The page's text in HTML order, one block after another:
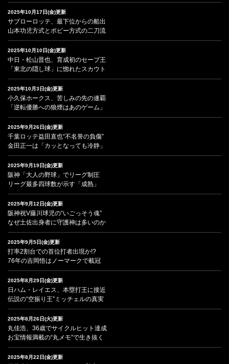
2025年10月17日(金)更新
サブローロッテ、最下位からの船出
山本功児方式とボビー方式の二刀流
2025年10月10日(金)更新
中日・松山晋也、育成初のセーブ王
「東北の隠し球」に惚れたスカウト
2025年10月3日(金)更新
小久保ホークス、苦しみの先の連覇
「逆転優勝への狼煙はあのゲーム」
2025年9月26日(金)更新
千葉ロッテ益田直也“不名誉の負傷”
金田正一は「カッとなっても冷静」
2025年9月19日(金)更新
阪神「大人の野球」でリーグ制圧
リーグ最多四球数が示す「成熟」
2025年9月12日(金)更新
阪神祝V藤川球児の“いごっそう魂”
なぜ土佐出身者に守護神は多いのか
2025年9月5日(金)更新
打率2割台での首位打者出現か!?
76年の吉岡悟はノーマークで載冠
2025年8月29日(金)更新
日ハム・レイエス、本塁打王に接近
伝説の“空振り王”ミッチェルの真実
2025年8月26日(火)更新
丸佳浩、36歳でサイクルヒット達成
お宝情報満載の“丸メモ”で生き抜く
2025年8月22日(金)更新